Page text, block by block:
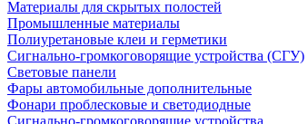
Материалы для скрытых полостей
Промышленные материалы
Полиуретановые клеи и герметики
Сигнально-громкоговорящие устройства (СГУ)
Световые панели
Фары автомобильные дополнительные
Фонари проблесковые и светодиодные
Сигнально-громкоговорящие устройства